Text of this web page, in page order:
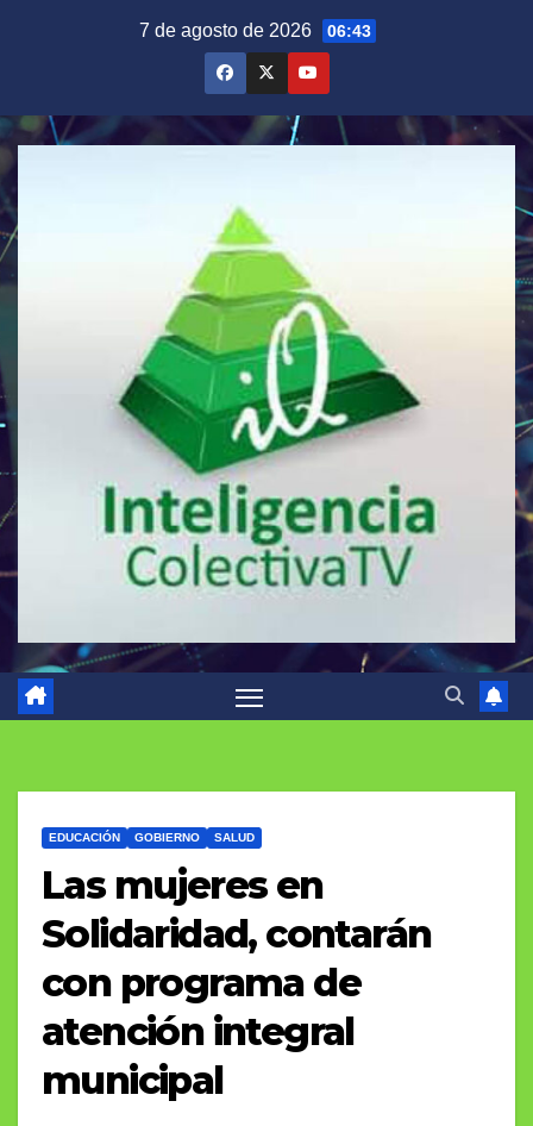
7 de agosto de 2026 06:43
EDUCACIÓN GOBIERNO SALUD
Las mujeres en
Solidaridad, contarán
con programa de
atención integral
municipal